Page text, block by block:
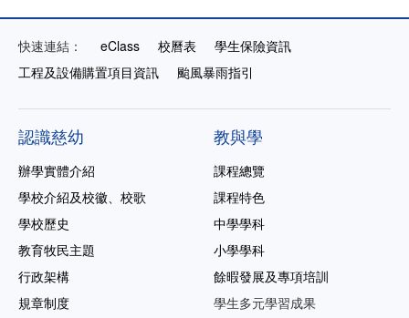
快速連結： eClass 校曆表
學生保險資訊
工程及設備購置項目資訊
颱風暴雨指引
認識慈幼
辦學實體介紹
學校介紹及校徽、校歌
學校歷史
教育牧民主題
行政架構
規章制度
教與學
課程總覽
課程特色
中學學科
小學學科
餘暇發展及專項培訓
學生多元學習成果